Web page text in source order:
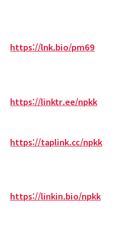
https://lnk.bio/pm69
https://linktr.ee/npkk
https://taplink.cc/npkk
https://linkin.bio/npkk